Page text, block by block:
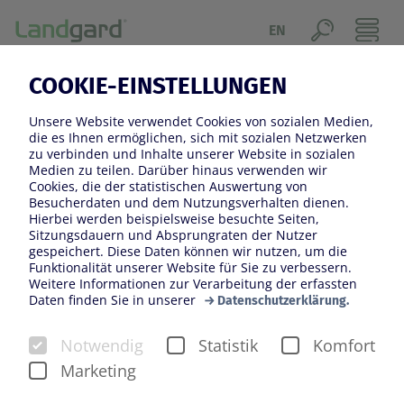
COOKIE-EINSTELLUNGEN
Unsere Website verwendet Cookies von sozialen Medien,
die es Ihnen ermöglichen, sich mit sozialen Netzwerken
zu verbinden und Inhalte unserer Website in sozialen
Medien zu teilen. Darüber hinaus verwenden wir
Cookies, die der statistischen Auswertung von
Besucherdaten und dem Nutzungsverhalten dienen.
Hierbei werden beispielsweise besuchte Seiten,
Sitzungsdauern und Absprungraten der Nutzer
gespeichert. Diese Daten können wir nutzen, um die
Funktionalität unserer Website für Sie zu verbessern.
Weitere Informationen zur Verarbeitung der erfassten
Daten finden Sie in unserer
Datenschutzerklärung.
Notwendig Statistik
Komfort
Marketing
EN
„NEIN ZU STEIN!“
GEWINNCHANCE FÜR MEHR
GRÜN IN DER STADT